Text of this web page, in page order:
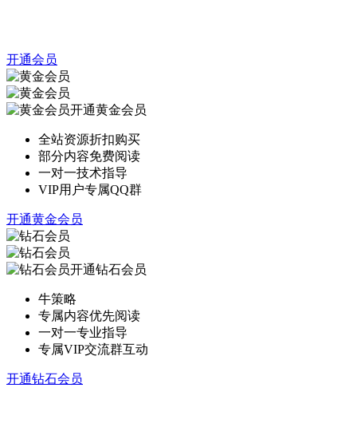
开通会员
开通黄金会员
全站资源折扣购买
部分内容免费阅读
一对一技术指导
VIP用户专属QQ群
开通黄金会员
开通钻石会员
牛策略
专属内容优先阅读
一对一专业指导
专属VIP交流群互动
开通钻石会员